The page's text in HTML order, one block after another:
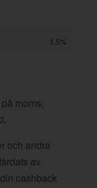
1,5%
moms,
och andra
av
cashback